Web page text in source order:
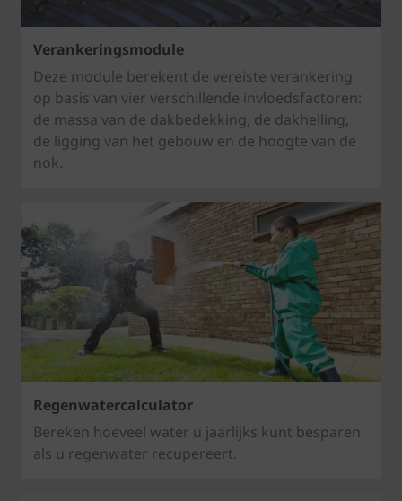
Verankeringsmodule
Deze module berekent de vereiste verankering
op basis van vier verschillende invloedsfactoren:
de massa van de dakbedekking, de dakhelling,
de ligging van het gebouw en de hoogte van de
nok.
Regenwatercalculator
Bereken hoeveel water u jaarlijks kunt besparen
als u regenwater recupereert.